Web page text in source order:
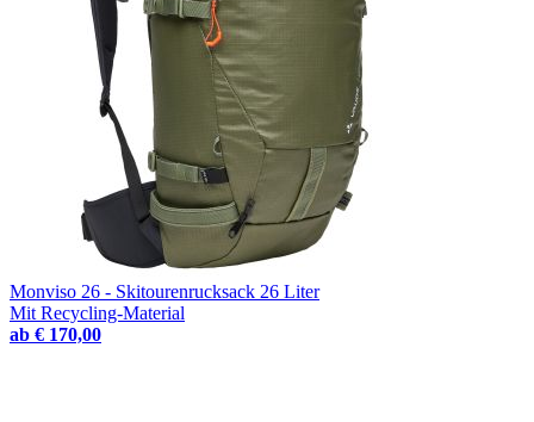
Monviso 26 - Skitourenrucksack 26 Liter
Mit Recycling-Material
ab € 170,00